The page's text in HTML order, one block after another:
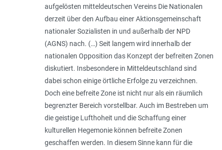
aufgelösten mitteldeutschen Vereins Die Nationalen
derzeit über den Aufbau einer Aktionsgemeinschaft
nationaler Sozialisten in und außerhalb der NPD
(AGNS) nach. (…) Seit langem wird innerhalb der
nationalen Opposition das Konzept der befreiten Zonen
diskutiert. Insbesondere in Mitteldeutschland sind
dabei schon einige örtliche Erfolge zu verzeichnen.
Doch eine befreite Zone ist nicht nur als ein räumlich
begrenzter Bereich vorstellbar. Auch im Bestreben um
die geistige Lufthoheit und die Schaffung einer
kulturellen Hegemonie können befreite Zonen
geschaffen werden. In diesem Sinne kann für die